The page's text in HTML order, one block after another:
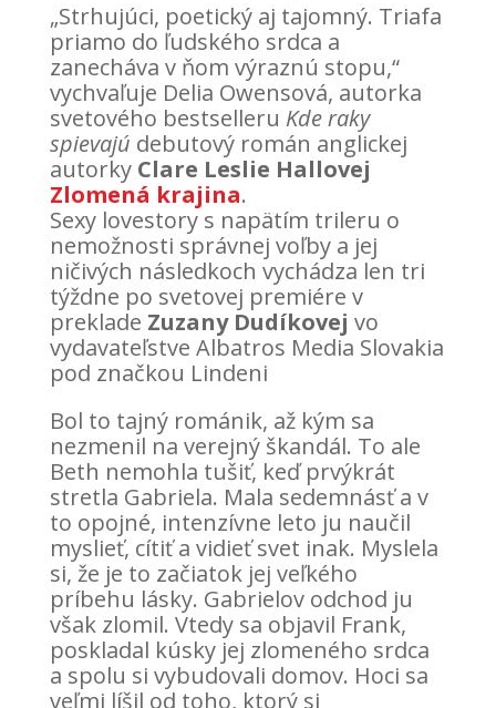
„Strhujúci, poetický aj tajomný. Triafa
priamo do ľudského srdca a
zanecháva v ňom výraznú stopu,“
vychvaľuje Delia Owensová, autorka
svetového bestselleru Kde raky
spievajú debutový román anglickej
autorky Clare Leslie Hallovej
Zlomená krajina.
Sexy lovestory s napätím trileru o
nemožnosti správnej voľby a jej
ničivých následkoch vychádza len tri
týždne po svetovej premiére v
preklade Zuzany Dudíkovej vo
vydavateľstve Albatros Media Slovakia
pod značkou Lindeni
Bol to tajný románik, až kým sa
nezmenil na verejný škandál. To ale
Beth nemohla tušiť, keď prvýkrát
stretla Gabriela. Mala sedemnásť a v
to opojné, intenzívne leto ju naučil
myslieť, cítiť a vidieť svet inak. Myslela
si, že je to začiatok jej veľkého
príbehu lásky. Gabrielov odchod ju
však zlomil. Vtedy sa objavil Frank,
poskladal kúsky jej zlomeného srdca
a spolu si vybudovali domov. Hoci sa
veľmi líšil od toho, ktorý si